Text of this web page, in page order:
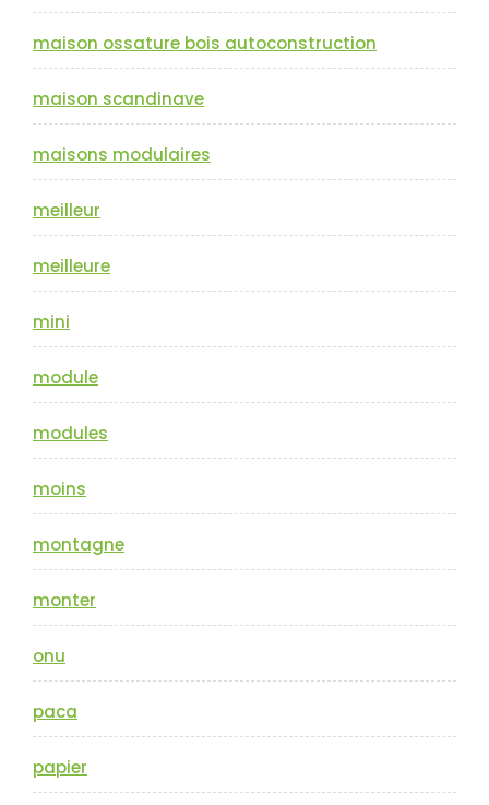
maison ossature bois autoconstruction
maison scandinave
maisons modulaires
meilleur
meilleure
mini
module
modules
moins
montagne
monter
onu
paca
papier